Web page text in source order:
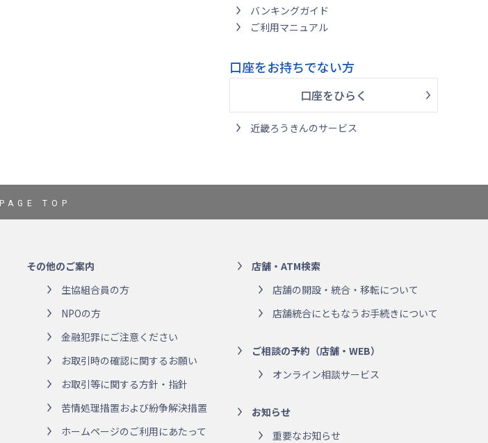
バンキングガイド
ご利用マニュアル
口座をお持ちでない方
口座をひらく
近畿ろうきんのサービス
PAGE TOP
その他のご案内
生協組合員の方
NPOの方
金融犯罪にご注意ください
お取引時の確認に関するお願い
お取引等に関する方針・指針
苦情処理措置および紛争解決措置
ホームページのご利用にあたって
店舗・ATM検索
店舗の開設・統合・移転について
店舗統合にともなうお手続きについて
ご相談の予約（店舗・WEB）
オンライン相談サービス
お知らせ
重要なお知らせ